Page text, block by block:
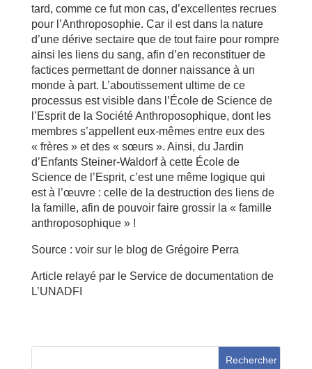
tard, comme ce fut mon cas, d’excellentes recrues
pour l’Anthroposophie. Car il est dans la nature
d’une dérive sectaire que de tout faire pour rompre
ainsi les liens du sang, afin d’en reconstituer de
factices permettant de donner naissance à un
monde à part. L’aboutissement ultime de ce
processus est visible dans l’École de Science de
l’Esprit de la Société Anthroposophique, dont les
membres s’appellent eux-mêmes entre eux des
« frères » et des « sœurs ». Ainsi, du Jardin
d’Enfants Steiner-Waldorf à cette École de
Science de l’Esprit, c’est une même logique qui
est à l’œuvre : celle de la destruction des liens de
la famille, afin de pouvoir faire grossir la « famille
anthroposophique » !
Source : voir sur le blog de Grégoire Perra
Article relayé par le Service de documentation de
L’UNADFI